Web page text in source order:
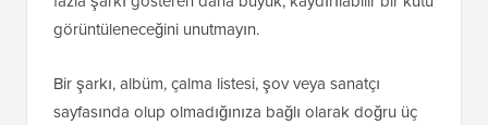
görüntüleneceğini unutmayın.
Bir şarkı, albüm, çalma listesi, şov veya sanatçı
sayfasında olup olmadığınıza bağlı olarak doğru üç